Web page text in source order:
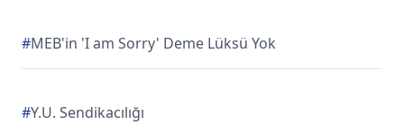
#MEB'in 'I am Sorry' Deme Lüksü Yok
#Y.U. Sendikacılığı